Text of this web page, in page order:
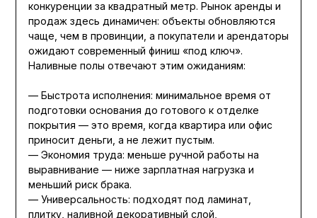
конкуренции за квадратный метр. Рынок аренды и
продаж здесь динамичен: объекты обновляются
чаще, чем в провинции, а покупатели и арендаторы
ожидают современный финиш «под ключ».
Наливные полы отвечают этим ожиданиям:
— Быстрота исполнения: минимальное время от
подготовки основания до готового к отделке
покрытия — это время, когда квартира или офис
приносит деньги, а не лежит пустым.
— Экономия труда: меньше ручной работы на
выравнивание — ниже зарплатная нагрузка и
меньший риск брака.
— Универсальность: подходят под ламинат,
плитку, наливной декоративный слой,